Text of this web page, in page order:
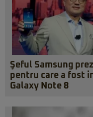
Şeful Samsung
pentru care a fost
Galaxy Note 8